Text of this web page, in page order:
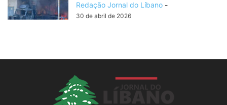
Redação Jornal do Líbano -
30 de abril de 2026